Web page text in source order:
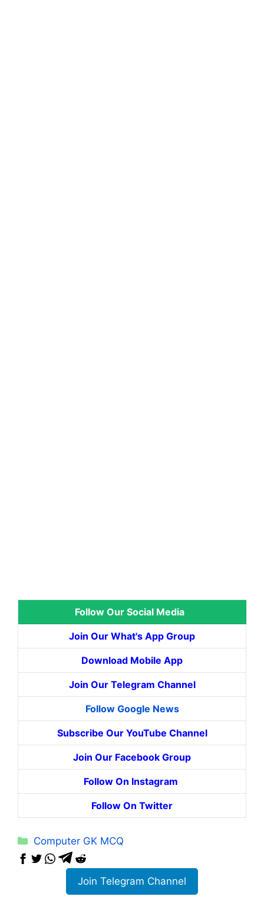
Follow Our Social Media
Join Our What's App Group
Download Mobile App
Join Our Telegram Channel
Follow Google News
Subscribe Our YouTube Channel
Join Our Facebook Group
Follow On Instagram
Follow On Twitter
Categories
Computer GK MCQ
Join Telegram Channel